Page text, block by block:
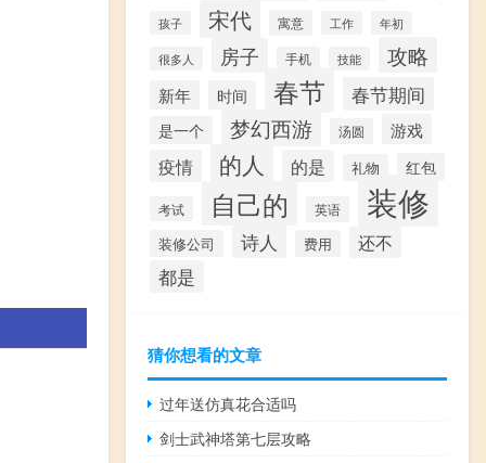
孩子 宋代 寓意 工作 年初
很多人 房子 手机 技能 攻略
新年 时间 春节 春节期间
是一个 梦幻西游 汤圆 游戏
疫情 的人 的是 礼物 红包
考试 自己的 英语 装修
装修公司 诗人 费用 还不
都是
猜你想看的文章
过年送仿真花合适吗
剑士武神塔第七层攻略